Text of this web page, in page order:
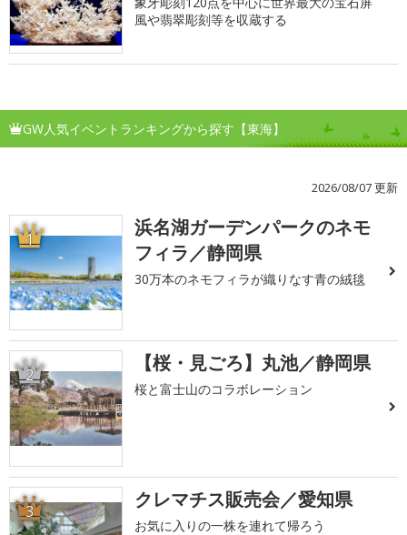
風や翡翠彫刻等を収蔵する
GW人気イベントランキングから探す【東海】
2026/08/07 更新
1
浜名湖ガーデンパークのネモ
フィラ／静岡県
30万本のネモフィラが織りなす青の絨毯
2 【桜・見ごろ】丸池／静岡県
桜と富士山のコラボレーション
3 クレマチス販売会／愛知県
お気に入りの一株を連れて帰ろう